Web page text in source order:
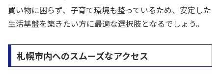
買い物に困らず、子育て環境も整っているため、安定した
生活基盤を築きたい方に最適な選択肢となるでしょう。
札幌市内へのスムーズなアクセス